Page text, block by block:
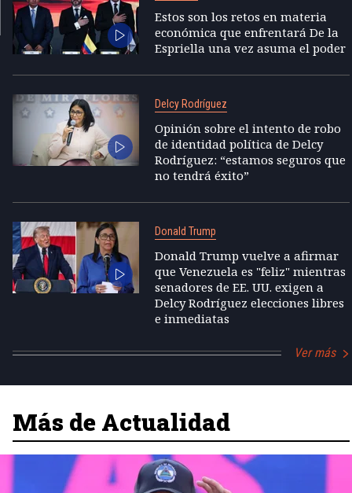
Estos son los retos en materia
económica que enfrentará De la
Espriella una vez asuma el poder
Delcy Rodríguez
Opinión sobre el intento de robo
de identidad política de Delcy
Rodríguez: “estamos seguros que
no tendrá éxito”
Donald Trump
Donald Trump vuelve a afirmar
que Venezuela es "feliz" mientras
senadores de EE. UU. exigen a
Delcy Rodríguez elecciones libres
e inmediatas
Ver más
Más de Actualidad